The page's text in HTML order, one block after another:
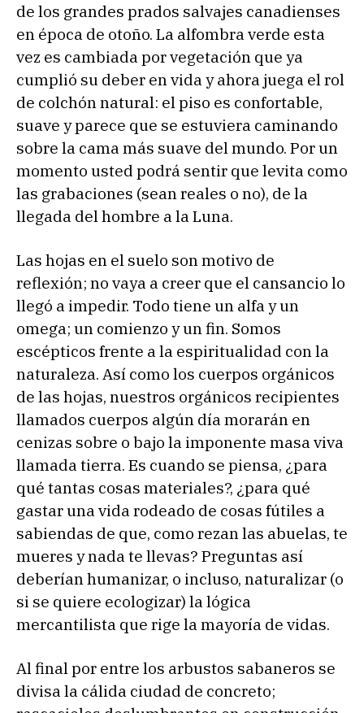
de los grandes prados salvajes canadienses
en época de otoño. La alfombra verde esta
vez es cambiada por vegetación que ya
cumplió su deber en vida y ahora juega el rol
de colchón natural: el piso es confortable,
suave y parece que se estuviera caminando
sobre la cama más suave del mundo. Por un
momento usted podrá sentir que levita como
las grabaciones (sean reales o no), de la
llegada del hombre a la Luna.
Las hojas en el suelo son motivo de
reflexión; no vaya a creer que el cansancio lo
llegó a impedir. Todo tiene un alfa y un
omega; un comienzo y un fin. Somos
escépticos frente a la espiritualidad con la
naturaleza. Así como los cuerpos orgánicos
de las hojas, nuestros orgánicos recipientes
llamados cuerpos algún día morarán en
cenizas sobre o bajo la imponente masa viva
llamada tierra. Es cuando se piensa, ¿para
qué tantas cosas materiales?, ¿para qué
gastar una vida rodeado de cosas fútiles a
sabiendas de que, como rezan las abuelas, te
mueres y nada te llevas? Preguntas así
deberían humanizar, o incluso, naturalizar (o
si se quiere ecologizar) la lógica
mercantilista que rige la mayoría de vidas.
Al final por entre los arbustos sabaneros se
divisa la cálida ciudad de concreto;